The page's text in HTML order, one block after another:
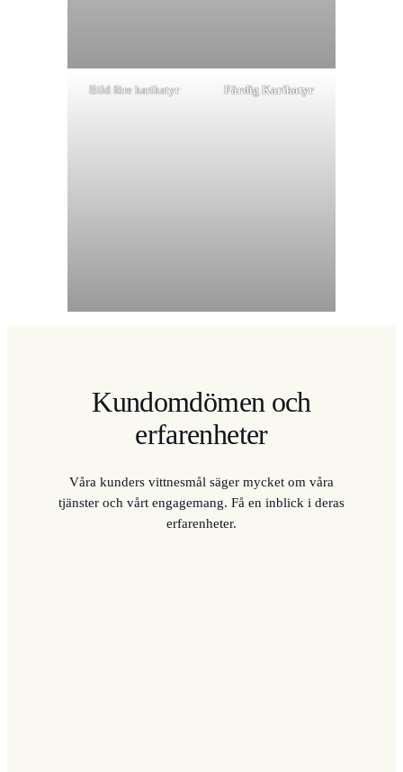
Bild före karikatyr Färdig Karikatyr
Kundomdömen och
erfarenheter
Våra kunders vittnesmål säger mycket om våra
tjänster och vårt engagemang. Få en inblick i deras
erfarenheter.